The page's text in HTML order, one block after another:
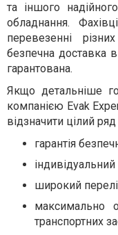
та іншого
обладнання.
перевезенні
безпечна доставка
гарантована.
Якщо детальніше
компанією Evak
відзначити цілий
гарантія
широкий
максимально
транспортних